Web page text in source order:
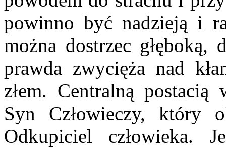
powinno być nadzieją i
można dostrzec głęboką,
prawda zwycięża nad
złem. Centralną postacią
Syn Człowieczy, który
Odkupiciel człowieka.